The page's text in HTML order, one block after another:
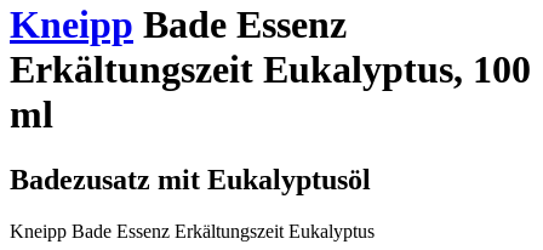
Kneipp Bade Essenz
Erkältungszeit Eukalyptus, 100
ml
Badezusatz mit Eukalyptusöl
Kneipp Bade Essenz Erkältungszeit Eukalyptus